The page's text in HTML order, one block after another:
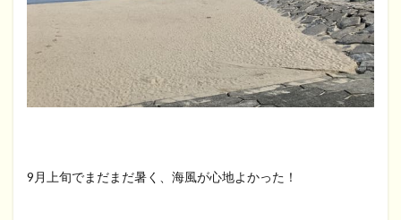
9月上旬でまだまだ暑く、海風が心地よかった！